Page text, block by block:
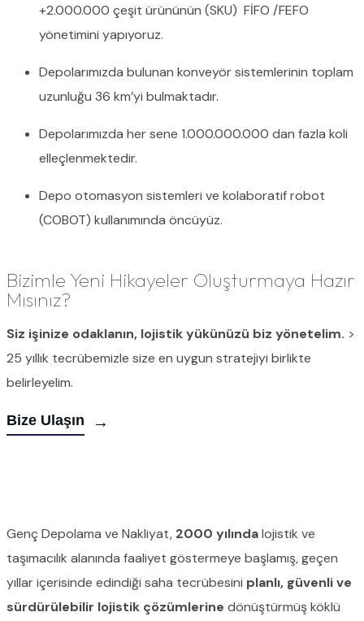
+2.000.000 çeşit ürününün (SKU) FİFO /FEFO
yönetimini yapıyoruz.
Depolarımızda bulunan konveyör sistemlerinin toplam
uzunluğu 36 km’yi bulmaktadır.
Depolarımızda her sene 1.000.000.000 dan fazla koli
elleçlenmektedir.
Depo otomasyon sistemleri ve kolaboratif robot
(COBOT) kullanımında öncüyüz.
Bizimle Yeni Hikayeler Oluşturmaya Hazır
Mısınız?
Siz işinize odaklanın, lojistik yükünüzü biz yönetelim. >
25 yıllık tecrübemizle size en uygun stratejiyi birlikte
belirleyelim.
Bize Ulaşın →
Genç Depolama ve Nakliyat, 2000 yılındalojistik ve
taşımacılık alanında faaliyet göstermeye başlamış, geçen
yıllar içerisinde edindiği saha tecrübesini planlı, güvenli ve
sürdürülebilir lojistik çözümlerine dönüştürmüş köklü